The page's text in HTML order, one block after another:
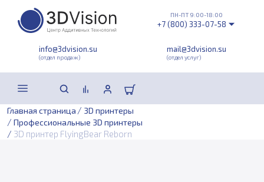
info@3dvision.su
(отдел продаж)
mail@3dvision.su
(отдел услуг)
ПН-ПТ 9:00-18:00
+7 (800) 333-07-58
Главная страница / 3D принтеры
/ Профессиональные 3D принтеры
/ 3D принтер FlyingBear Reborn